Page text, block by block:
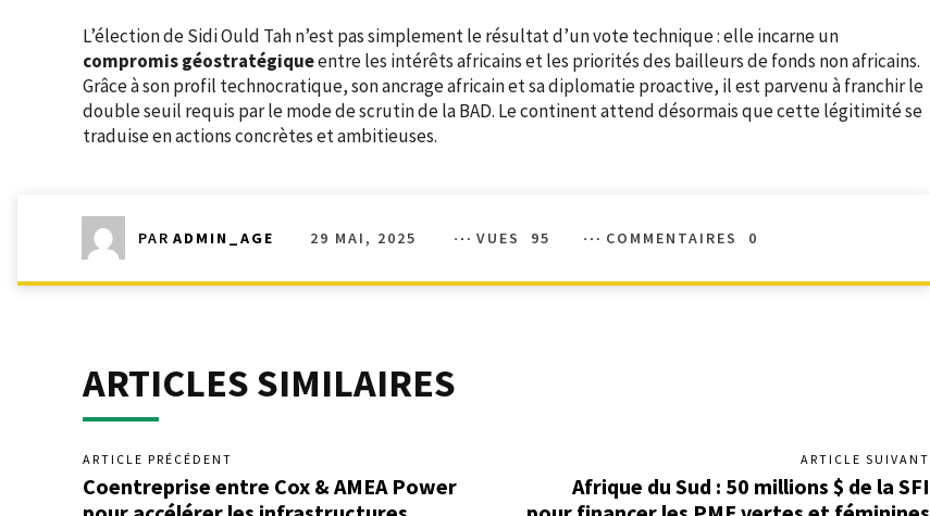
L’élection de Sidi Ould Tah n’est pas simplement le résultat d’un vote technique : elle incarne un
compromis géostratégiqueentre les intérêts africains et les priorités des bailleurs de fonds non africains.
Grâce à son profil technocratique, son ancrage africain et sa diplomatie proactive, il est parvenu à franchir le
double seuil requis par le mode de scrutin de la BAD. Le continent attend désormais que cette légitimité se
traduise en actions concrètes et ambitieuses.
PAR ADMIN_AGE 29 MAI, 2025 VUES 95 COMMENTAIRES 0
ARTICLES SIMILAIRES
ARTICLE PRÉCÉDENT
Coentreprise entre Cox & AMEA Power
ARTICLE SUIVANT
Afrique du Sud : 50 millions $ de la SFI